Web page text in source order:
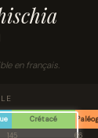
en français.
Crétacé
145 66